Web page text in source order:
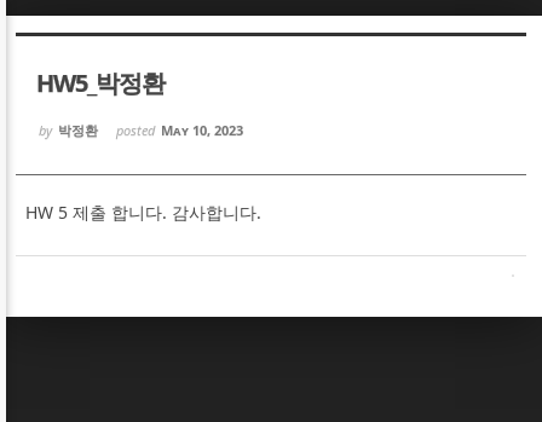
HW5_박정환
by 박정환 posted May 10, 2023
HW 5 제출 합니다. 감사합니다.
Sketchbook5, 스케치북5
Sketchbook5, 스케치북5
Sketchbook5, 스케치북5
Sketchbook5, 스케치북5